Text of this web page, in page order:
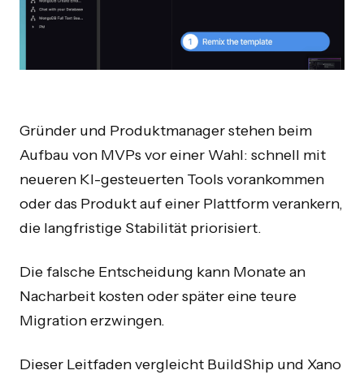
Gründer und Produktmanager stehen beim
Aufbau von MVPs vor einer Wahl: schnell mit
neueren KI-gesteuerten Tools vorankommen
oder das Produkt auf einer Plattform verankern,
die langfristige Stabilität priorisiert.
Die falsche Entscheidung kann Monate an
Nacharbeit kosten oder später eine teure
Migration erzwingen.
Dieser Leitfaden vergleicht BuildShip und Xano